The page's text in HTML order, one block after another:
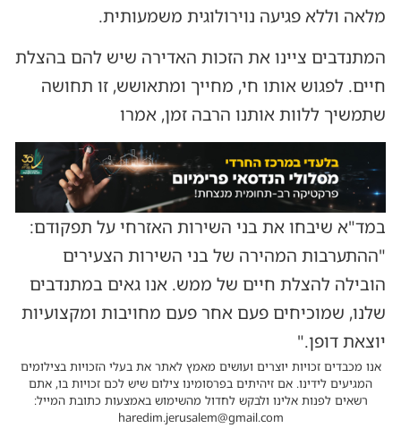
מלאה וללא פגיעה נוירולוגית משמעותית.
המתנדבים ציינו את הזכות האדירה שיש להם בהצלת
חיים. לפגוש אותו חי, מחייך ומתאושש, זו תחושה
שתמשיך ללוות אותנו הרבה זמן, אמרו
במד"א שיבחו את בני השירות האזרחי על תפקודם:
"ההתערבות המהירה של בני השירות הצעירים
הובילה להצלת חיים של ממש. אנו גאים במתנדבים
שלנו, שמוכיחים פעם אחר פעם מחויבות ומקצועיות
יוצאת דופן."
אנו מכבדים זכויות יוצרים ועושים מאמץ לאתר את בעלי הזכויות בצילומים
המגיעים לידינו. אם זיהיתים בפרסומינו צילום שיש לכם זכויות בו, אתם
רשאים לפנות אלינו ולבקש לחדול מהשימוש באמצעות כתובת המייל:
haredim.jerusalem@gmail.com